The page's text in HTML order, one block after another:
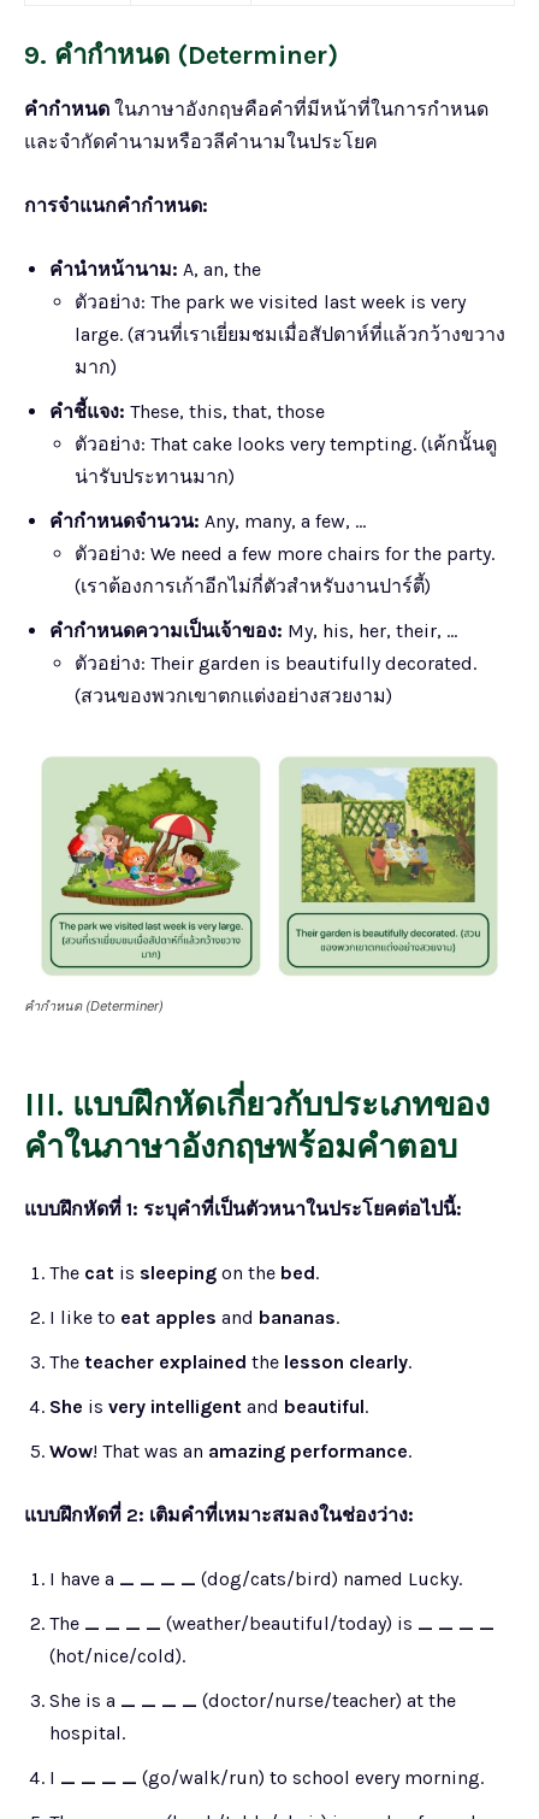
9. คำกำหนด (Determiner)
คำกำหนด ในภาษาอังกฤษคือคำที่มีหน้าที่ในการกำหนด
และจำกัดคำนามหรือวลีคำนามในประโยค
การจำแนกคำกำหนด:
คำนำหน้านาม: A, an, the
ตัวอย่าง: The park we visited last week is very
large. (สวนที่เราเยี่ยมชมเมื่อสัปดาห์ที่แล้วกว้างขวาง
มาก)
คำชี้แจง: These, this, that, those
ตัวอย่าง: That cake looks very tempting. (เค้กนั้นดู
น่ารับประทานมาก)
คำกำหนดจำนวน: Any, many, a few, …
ตัวอย่าง: We need a few more chairs for the party.
(เราต้องการเก้าอีกไม่กี่ตัวสำหรับงานปาร์ตี้)
คำกำหนดความเป็นเจ้าของ: My, his, her, their, …
ตัวอย่าง: Their garden is beautifully decorated.
(สวนของพวกเขาตกแต่งอย่างสวยงาม)
คำกำหนด (Determiner)
III. แบบฝึกหัดเกี่ยวกับประเภทของ
คำในภาษาอังกฤษพร้อมคำตอบ
แบบฝึกหัดที่ 1: ระบุคำที่เป็นตัวหนาในประโยคต่อไปนี้:
The cat is sleeping on the bed.
I like to eat apples and bananas.
The teacher explained the lesson clearly.
She is very intelligent and beautiful.
Wow! That was an amazing performance.
แบบฝึกหัดที่ 2: เติมคำที่เหมาะสมลงในช่องว่าง:
I have a _ _ _ _ (dog/cats/bird) named Lucky.
The _ _ _ _ (weather/beautiful/today) is _ _ _ _
(hot/nice/cold).
She is a _ _ _ _ (doctor/nurse/teacher) at the
hospital.
I _ _ _ _ (go/walk/run) to school every morning.